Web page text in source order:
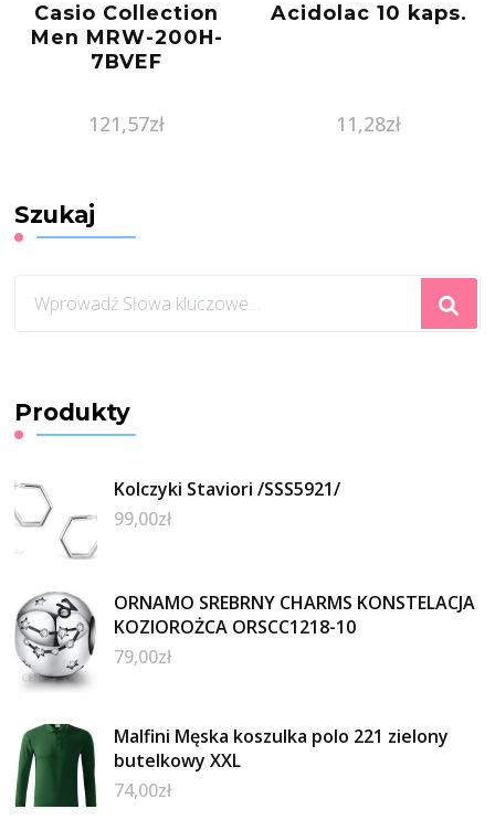
Casio Collection
Men MRW-200H-
7BVEF
121,57zł
Acidolac 10 kaps.
11,28zł
Szukaj
czegoś?
Produkty
Kolczyki Staviori /SSS5921/
99,00zł
ORNAMO SREBRNY CHARMS KONSTELACJA
KOZIOROŻCA ORSCC1218-10
79,00zł
Malfini Męska koszulka polo 221 zielony
butelkowy XXL
74,00zł